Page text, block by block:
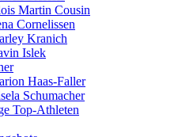
Martin Cousin
Cornelissen
Kranich
Islek
Haas-Faller
Schumacher
Top-Athleten